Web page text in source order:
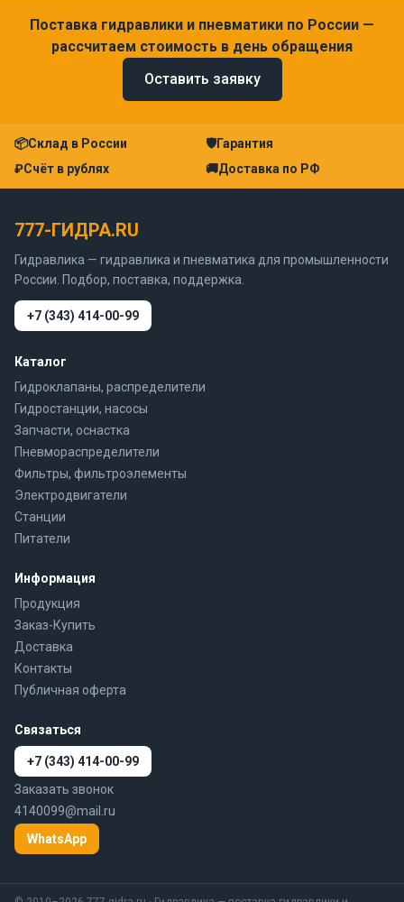
Поставка гидравлики и пневматики по России —
рассчитаем стоимость в день обращения
Оставить заявку
📦Склад в России 🛡Гарантия
₽Счёт в рублях 🚚Доставка по РФ
777-ГИДРА.RU
Гидравлика — гидравлика и пневматика для промышленности
России. Подбор, поставка, поддержка.
+7 (343) 414-00-99
Каталог
Гидроклапаны, распределители
Гидростанции, насосы
Запчасти, оснастка
Пневмораспределители
Фильтры, фильтроэлементы
Электродвигатели
Станции
Питатели
Информация
Продукция
Заказ-Купить
Доставка
Контакты
Публичная оферта
Связаться
+7 (343) 414-00-99
Заказать звонок
4140099@mail.ru
WhatsApp